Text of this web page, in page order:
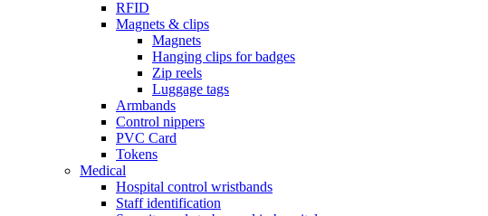
RFID
Magnets & clips
Magnets
Hanging clips for badges
Zip reels
Luggage tags
Armbands
Control nippers
PVC Card
Tokens
Medical
Hospital control wristbands
Staff identification